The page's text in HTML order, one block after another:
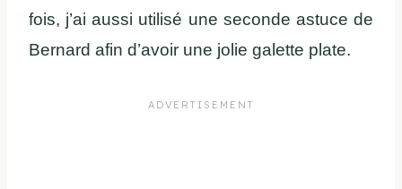
fois, j’ai aussi utilisé une seconde astuce de
Bernard afin d’avoir une jolie galette plate.